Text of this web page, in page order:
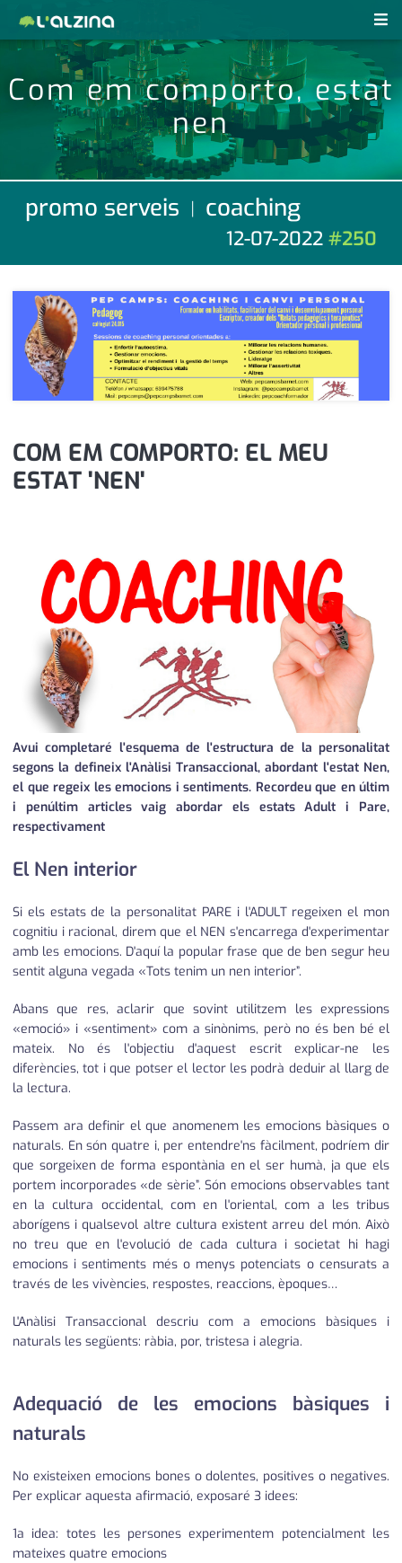
notícies
últimes notícies
activitats
agenda
economia
empresa
entrevista
esports
opinió
reportatge
salut
serveis
societat
urbanisme
editorial
revistes pdf
anunciants
subscripció
contacte
farmàcies
telèfons
Com em comporto, estat
nen
promo serveis | coaching
12-07-2022 #250
COM EM COMPORTO: EL MEU
ESTAT 'NEN'
Avui completaré l'esquema de l'estructura de la personalitat
segons la defineix l'Anàlisi Transaccional, abordant l'estat Nen,
el que regeix les emocions i sentiments. Recordeu que en últim
i penúltim articles vaig abordar els estats Adult i Pare,
respectivament
El Nen interior
Si els estats de la personalitat PARE i l'ADULT regeixen el mon
cognitiu i racional, direm que el NEN s'encarrega d'experimentar
amb les emocions. D'aquí la popular frase que de ben segur heu
sentit alguna vegada «Tots tenim un nen interior”.
Abans que res, aclarir que sovint utilitzem les expressions
«emoció» i «sentiment» com a sinònims, però no és ben bé el
mateix. No és l'objectiu d'aquest escrit explicar-ne les
diferències, tot i que potser el lector les podrà deduir al llarg de
la lectura.
Passem ara definir el que anomenem les emocions bàsiques o
naturals. En són quatre i, per entendre'ns fàcilment, podríem dir
que sorgeixen de forma espontània en el ser humà, ja que els
portem incorporades «de sèrie”. Són emocions observables tant
en la cultura occidental, com en l'oriental, com a les tribus
aborígens i qualsevol altre cultura existent arreu del món. Això
no treu que en l'evolució de cada cultura i societat hi hagi
emocions i sentiments més o menys potenciats o censurats a
través de les vivències, respostes, reaccions, èpoques…
L'Anàlisi Transaccional descriu com a emocions bàsiques i
naturals les següents: ràbia, por, tristesa i alegria.
Adequació de les emocions bàsiques i
naturals
No existeixen emocions bones o dolentes, positives o negatives.
Per explicar aquesta afirmació, exposaré 3 idees:
1a idea: totes les persones experimentem potencialment les
mateixes quatre emocions